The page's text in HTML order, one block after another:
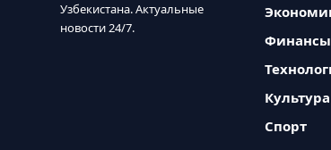
Узбекистана. Актуальные
новости 24/7.
Финансы
Культура
Спорт